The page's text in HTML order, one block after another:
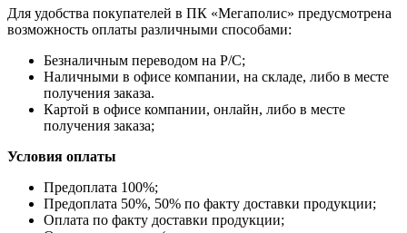
Для удобства покупателей в ПК «Мегаполис» предусмотрена
возможность оплаты различными способами:
Безналичным переводом на Р/С;
Наличными в офисе компании, на складе, либо в месте
получения заказа.
Картой в офисе компании, онлайн, либо в месте
получения заказа;
Условия оплаты
Предоплата 100%;
Предоплата 50%, 50% по факту доставки продукции;
Оплата по факту доставки продукции;